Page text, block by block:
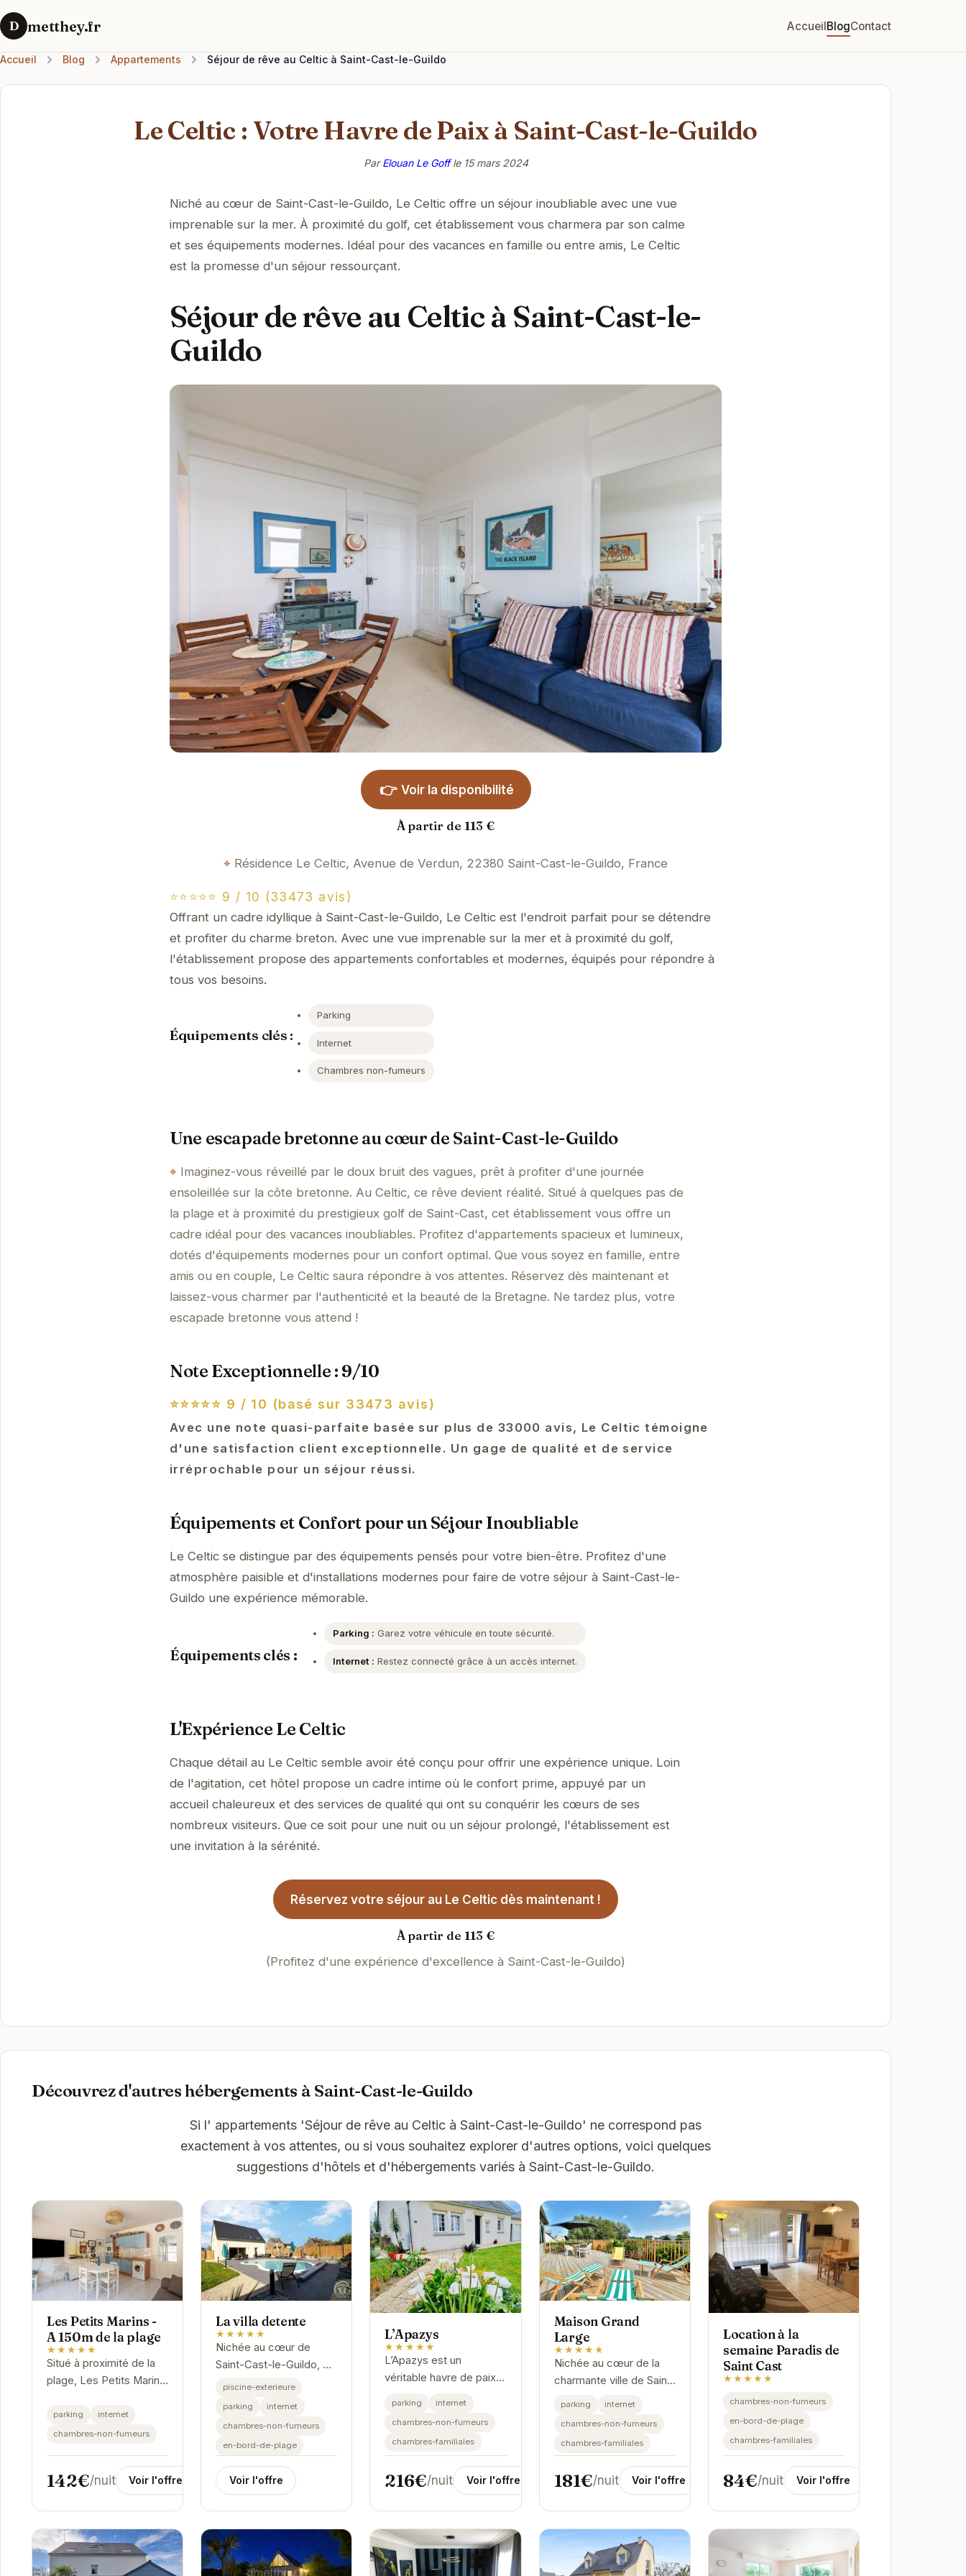
D metthey.fr AccueilBlogContact
Accueil Blog Appartements Séjour de rêve au Celtic à Saint-Cast-le-Guildo
Le Celtic : Votre Havre de Paix à Saint-Cast-le-Guildo
ParElouan Le Goffle 15 mars 2024
Niché au cœur de Saint-Cast-le-Guildo, Le Celtic offre un séjour inoubliable avec une vue
imprenable sur la mer. À proximité du golf, cet établissement vous charmera par son calme
et ses équipements modernes. Idéal pour des vacances en famille ou entre amis, Le Celtic
est la promesse d'un séjour ressourçant.
Séjour de rêve au Celtic à Saint-Cast-le-
Guildo
👉 Voir la disponibilité
À partir de 113 €
Résidence Le Celtic, Avenue de Verdun, 22380 Saint-Cast-le-Guildo, France
⭐⭐⭐⭐⭐ 9 / 10 (33473 avis)
Offrant un cadre idyllique à Saint-Cast-le-Guildo, Le Celtic est l'endroit parfait pour se détendre
et profiter du charme breton. Avec une vue imprenable sur la mer et à proximité du golf,
l'établissement propose des appartements confortables et modernes, équipés pour répondre à
tous vos besoins.
Équipements clés :
Parking
Internet
Chambres non-fumeurs
Une escapade bretonne au cœur de Saint-Cast-le-Guildo
Imaginez-vous réveillé par le doux bruit des vagues, prêt à profiter d'une journée
ensoleillée sur la côte bretonne. Au Celtic, ce rêve devient réalité. Situé à quelques pas de
la plage et à proximité du prestigieux golf de Saint-Cast, cet établissement vous offre un
cadre idéal pour des vacances inoubliables. Profitez d'appartements spacieux et lumineux,
dotés d'équipements modernes pour un confort optimal. Que vous soyez en famille, entre
amis ou en couple, Le Celtic saura répondre à vos attentes. Réservez dès maintenant et
laissez-vous charmer par l'authenticité et la beauté de la Bretagne. Ne tardez plus, votre
escapade bretonne vous attend !
Note Exceptionnelle : 9/10
⭐⭐⭐⭐⭐ 9 / 10 (basé sur 33473 avis)
Avec une note quasi-parfaite basée sur plus de 33000 avis, Le Celtic témoigne
d'une satisfaction client exceptionnelle. Un gage de qualité et de service
irréprochable pour un séjour réussi.
Équipements et Confort pour un Séjour Inoubliable
Le Celtic se distingue par des équipements pensés pour votre bien-être. Profitez d'une
atmosphère paisible et d'installations modernes pour faire de votre séjour à Saint-Cast-le-
Guildo une expérience mémorable.
Équipements clés :
Parking : Garez votre véhicule en toute sécurité.
Internet : Restez connecté grâce à un accès internet.
L'Expérience Le Celtic
Chaque détail au Le Celtic semble avoir été conçu pour offrir une expérience unique. Loin
de l'agitation, cet hôtel propose un cadre intime où le confort prime, appuyé par un
accueil chaleureux et des services de qualité qui ont su conquérir les cœurs de ses
nombreux visiteurs. Que ce soit pour une nuit ou un séjour prolongé, l'établissement est
une invitation à la sérénité.
Réservez votre séjour au Le Celtic dès maintenant !
À partir de 113 €
(Profitez d'une expérience d'excellence à Saint-Cast-le-Guildo)
Découvrez d'autres hébergements à Saint-Cast-le-Guildo
Si l' appartements 'Séjour de rêve au Celtic à Saint-Cast-le-Guildo' ne correspond pas
exactement à vos attentes, ou si vous souhaitez explorer d'autres options, voici quelques
suggestions d'hôtels et d'hébergements variés à Saint-Cast-le-Guildo.
Les Petits Marins -
A 150m de la plage
★★★★★
Situé à proximité de la
plage, Les Petits Marins
des vacances
reposantes.
chambres...
parking
internet
chambres-non-fumeurs
142€/nuit Voir l'offre
La villa detente
★★★★★
Nichée au cœur de
Saint-Cast-le-Guildo, La
Villa Détente offre un
privilégiée...
piscine-exterieure
parking
internet
chambres-non-fumeurs
en-bord-de-plage
Voir l'offre
L’Apazys
★★★★★
L’Apazys est un
véritable havre de paix
L'établissement offre un
cadre idéal pour se
parking
internet
chambres-non-fumeurs
chambres-familiales
216€/nuit Voir l'offre
Maison Grand
Large
★★★★★
Nichée au cœur de la
charmante ville de Saint-
détente et à la
parking
internet
chambres-non-fumeurs
chambres-familiales
181€/nuit Voir l'offre
Location à la
semaine Paradis de
Saint Cast
★★★★★
chambres-non-fumeurs
en-bord-de-plage
chambres-familiales
84€/nuit Voir l'offre